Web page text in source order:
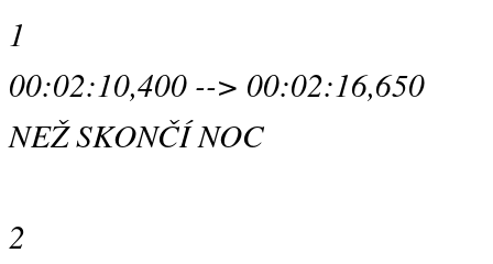
1
00:02:10,400 --> 00:02:16,650
NEŽ SKONČÍ NOC
2